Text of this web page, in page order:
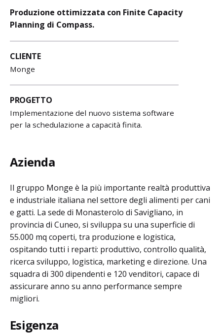
Produzione ottimizzata con Finite Capacity
Planning di Compass.
CLIENTE
Monge
PROGETTO
Implementazione del nuovo sistema software
per la schedulazione a capacità finita.
Azienda
Il gruppo Monge è la più importante realtà produttiva
e industriale italiana nel settore degli alimenti per cani
e gatti. La sede di Monasterolo di Savigliano, in
provincia di Cuneo, si sviluppa su una superficie di
55.000 mq coperti, tra produzione e logistica,
ospitando tutti i reparti: produttivo, controllo qualità,
ricerca sviluppo, logistica, marketing e direzione. Una
squadra di 300 dipendenti e 120 venditori, capace di
assicurare anno su anno performance sempre
migliori.
Esigenza